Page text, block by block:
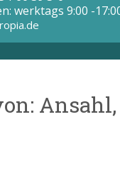
werktags 9:00 -
Ansahl,